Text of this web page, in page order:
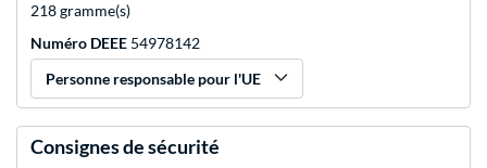
218 gramme(s)
Numéro DEEE 54978142
Personne responsable pour l'UE
Consignes de sécurité